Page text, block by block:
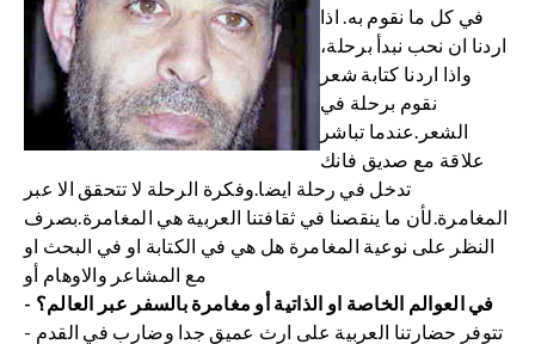
في كل ما نقوم به. اذا
اردنا ان نحب نبدأ برحلة،
واذا اردنا كتابة شعر
نقوم برحلة في
الشعر.عندما تباشر
علاقة مع صديق فانك
تدخل في رحلة ايضا.وفكرة الرحلة لا تتحقق الا عبر
المغامرة.لأن ما ينقصنا في ثقافتنا العربية هي المغامرة.بصرف
النظر على نوعية المغامرة هل هي في الكتابة او في البحث او
مع المشاعر والاوهام أو
- في العوالم الخاصة او الذاتية أو مغامرة بالسفر عبر العالم؟
- تتوفر حضارتنا العربية على ارث عميق جدا وضارب في القدم